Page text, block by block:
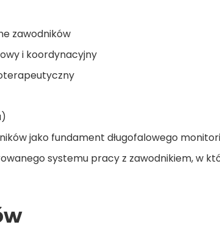
zawodników
i koordynacyjny
jako fundament długofalowego
systemu pracy z zawodnikiem, w